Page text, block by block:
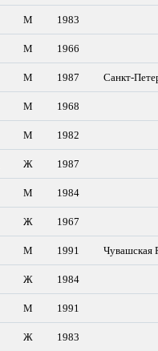
М 1983
М 1966
М 1987 Санкт-
М 1968
М 1982
Ж 1987
М 1984
Ж 1967
М 1991 Чувашская
Ж 1984
М 1991
Ж 1983